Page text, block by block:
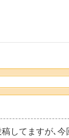
してますが､今